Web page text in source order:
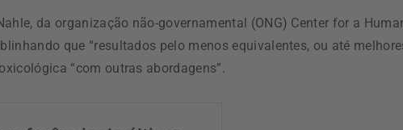
da organização não-governamental (ONG) Center for a
que “resultados pelo menos equivalentes, ou até
“com outras abordagens”.